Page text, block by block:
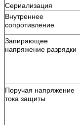
Сериализация
Внутреннее
сопротивление
Запирающее
напряжение разрядки
Поручая напряжение
тока защиты